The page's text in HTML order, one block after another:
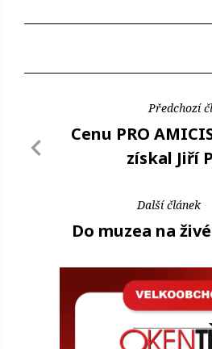
Předchozí
Cenu PRO
získal Jiří
Další článek
Do muzea na